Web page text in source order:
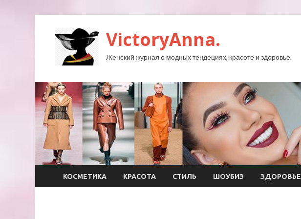
VictoryAnna.
Женский журнал о модных тендециях, красоте и здоровье.
КОСМЕТИКА КРАСОТА СТИЛЬ ШОУБИЗ ЗДОРОВЬЕ